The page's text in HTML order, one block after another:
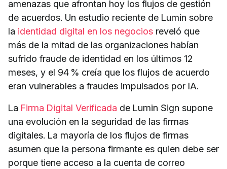
amenazas que afrontan hoy los flujos de gestión
de acuerdos. Un estudio reciente de Lumin sobre
la identidad digital en los negocios reveló que
más de la mitad de las organizaciones habían
sufrido fraude de identidad en los últimos 12
meses, y el 94 % creía que los flujos de acuerdo
eran vulnerables a fraudes impulsados por IA.
La Firma Digital Verificada de Lumin Sign supone
una evolución en la seguridad de las firmas
digitales. La mayoría de los flujos de firmas
asumen que la persona firmante es quien debe ser
porque tiene acceso a la cuenta de correo